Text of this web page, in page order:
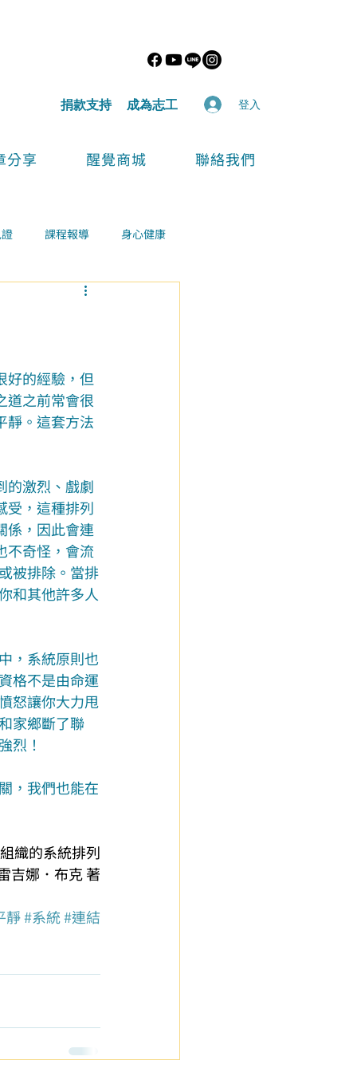
​捐款支持 ​成為志工 登入
分享 醒覺商城 聯絡我們
課程報導 身心健康
好的經驗，但
道之前常會很
靜。這套方法
的激烈、戲劇
受，這種排列
係，因此會連
不奇怪，會流
被排除。當排
和其他許多人
，系統原則也
格不是由命運
怒讓你大力甩
家鄉斷了聯
烈！
，我們也能在
織的系統排列
吉娜．布克 著
靜#系統#連結